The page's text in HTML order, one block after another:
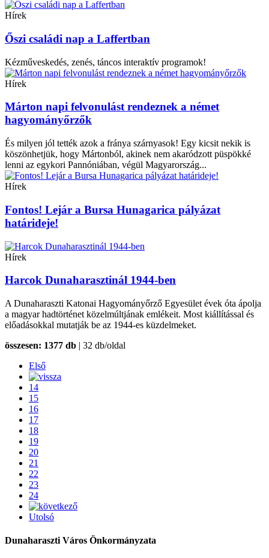
Hírek
Őszi családi nap a Laffertban
Kézműveskedés, zenés, táncos interaktív programok!
Hírek
Márton napi felvonulást rendeznek a német
hagyományőrzők
És milyen jól tették azok a fránya szárnyasok! Egy kicsit nekik is
köszönhetjük, hogy Mártonból, akinek nem akaródzott püspökké
lenni az egykori Pannóniában, végül Magyarország...
Hírek
Fontos! Lejár a Bursa Hunagarica pályázat
határideje!
Hírek
Harcok Dunaharasztinál 1944-ben
A Dunaharaszti Katonai Hagyományőrző Egyesület évek óta ápolja
a magyar hadtörténet közelmúltjának emlékeit. Most kiállítással és
előadásokkal mutatják be az 1944-es küzdelmeket.
összesen: 1377 db | 32 db/oldal
Első
14
15
16
17
18
19
20
21
22
23
24
Utolsó
Dunaharaszti Város Önkormányzata